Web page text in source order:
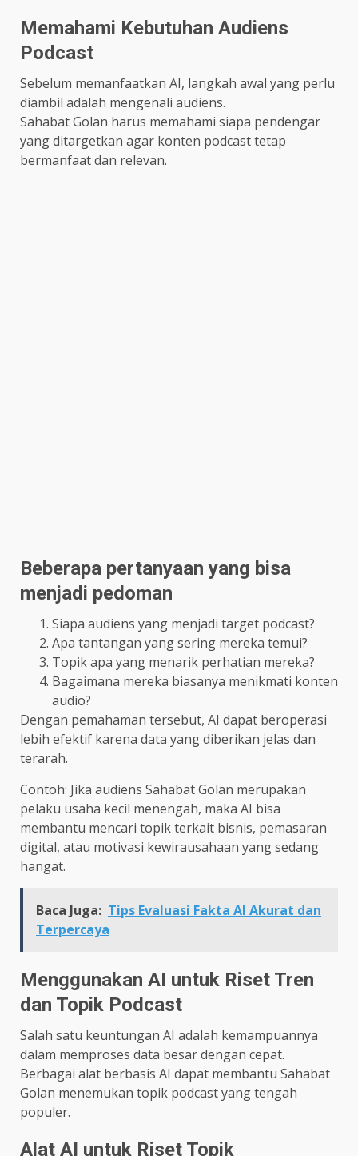
Memahami Kebutuhan Audiens
Podcast
Sebelum memanfaatkan AI, langkah awal yang perlu
diambil adalah mengenali audiens.
Sahabat Golan harus memahami siapa pendengar
yang ditargetkan agar konten podcast tetap
bermanfaat dan relevan.
Beberapa pertanyaan yang bisa
menjadi pedoman
Siapa audiens yang menjadi target podcast?
Apa tantangan yang sering mereka temui?
Topik apa yang menarik perhatian mereka?
Bagaimana mereka biasanya menikmati konten
audio?
Dengan pemahaman tersebut, AI dapat beroperasi
lebih efektif karena data yang diberikan jelas dan
terarah.
Contoh: Jika audiens Sahabat Golan merupakan
pelaku usaha kecil menengah, maka AI bisa
membantu mencari topik terkait bisnis, pemasaran
digital, atau motivasi kewirausahaan yang sedang
hangat.
Baca Juga: Tips Evaluasi Fakta AI Akurat dan
Terpercaya
Menggunakan AI untuk Riset Tren
dan Topik Podcast
Salah satu keuntungan AI adalah kemampuannya
dalam memproses data besar dengan cepat.
Berbagai alat berbasis AI dapat membantu Sahabat
Golan menemukan topik podcast yang tengah
populer.
Alat AI untuk Riset Topik